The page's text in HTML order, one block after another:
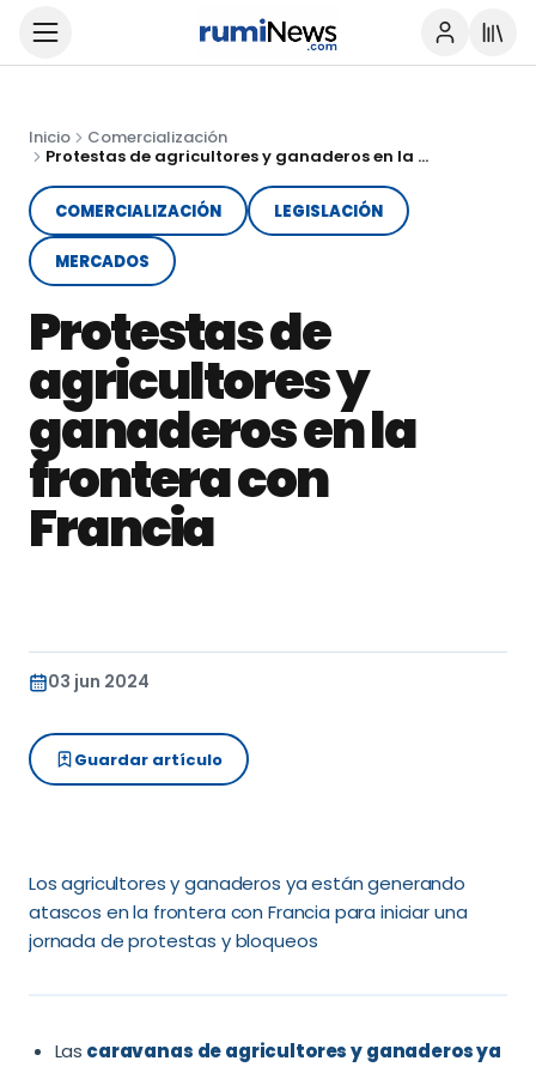
Inicio
Comercialización
Protestas de agricultores y ganaderos en la frontera con Francia
COMERCIALIZACIÓN LEGISLACIÓN
MERCADOS
Protestas de
agricultores y
ganaderos en la
frontera con
Francia
03 jun 2024
Guardar artículo
Los agricultores y ganaderos ya están generando
atascos en la frontera con Francia para iniciar una
jornada de protestas y bloqueos
Las caravanas de agricultores y ganaderos ya